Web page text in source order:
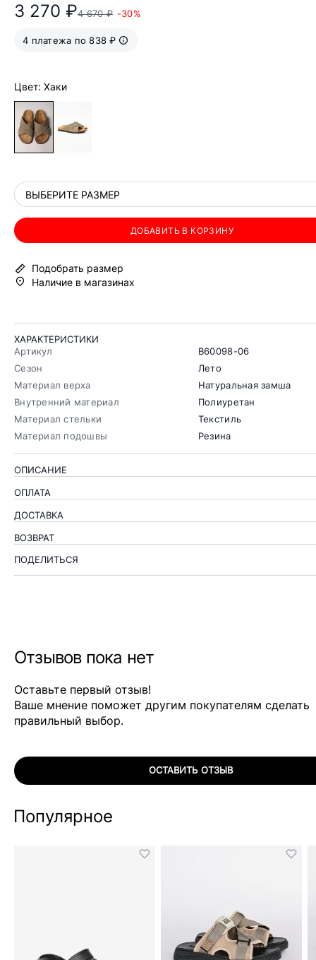
3 270 ₽4 670 ₽ -30%
4 платежа по 838 ₽
Цвет: Хаки
ВЫБЕРИТЕ РАЗМЕР
ДОБАВИТЬ В КОРЗИНУ
Подобрать размер
Наличие в магазинах
ХАРАКТЕРИСТИКИ
Артикул
B60098-06
Сезон
Лето
Материал верха
Натуральная замша
Внутренний материал
Полиуретан
Материал стельки
Текстиль
Материал подошвы
Резина
ОПИСАНИЕ
ОПЛАТА
ДОСТАВКА
ВОЗВРАТ
ПОДЕЛИТЬСЯ
Отзывов пока нет
Оставьте первый отзыв!
Ваше мнение поможет другим покупателям сделать
правильный выбор.
ОСТАВИТЬ ОТЗЫВ
Популярное